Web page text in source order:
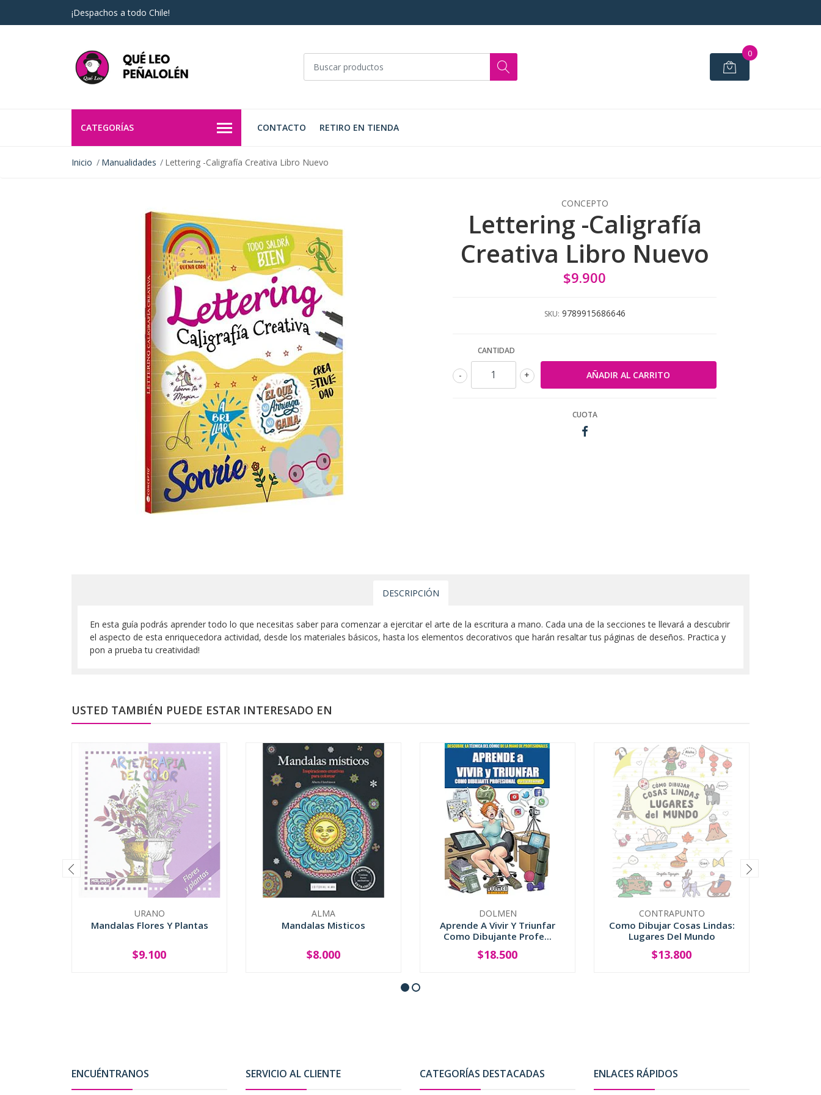
¡Despachos a todo Chile!
0
CATEGORÍAS CONTACTO RETIRO EN TIENDA
Inicio Manualidades Lettering -Caligrafía Creativa Libro Nuevo
CONCEPTO
Lettering -Caligrafía
Creativa Libro Nuevo
$9.900
SKU: 9789915686646
CANTIDAD
+
-
CUOTA
DESCRIPCIÓN
En esta guía podrás aprender todo lo que necesitas saber para comenzar a ejercitar el arte de la escritura a mano. Cada una de la secciones te llevará a descubrir
el aspecto de esta enriquecedora actividad, desde los materiales básicos, hasta los elementos decorativos que harán resaltar tus páginas de deseños. Practica y
pon a prueba tu creatividad!
USTED TAMBIÉN PUEDE ESTAR INTERESADO EN
URANO
Mandalas Flores Y Plantas
SOLD OUT
$9.100
ALMA
Mandalas Misticos
+
$8.000
DOLMEN
Aprende A Vivir Y Triunfar
Como Dibujante Profe...
+
$18.500
CONTRAPUNTO
Como Dibujar Cosas Lindas:
Lugares Del Mundo
SOLD OUT
$13.800
ENCUÉNTRANOS SERVICIO AL CLIENTE CATEGORÍAS DESTACADAS ENLACES RÁPIDOS